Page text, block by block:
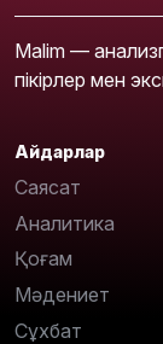
Malim —
пікірлер мен
Айдарлар
Саясат
Аналитика
Қоғам
Мәдениет
Сұхбат